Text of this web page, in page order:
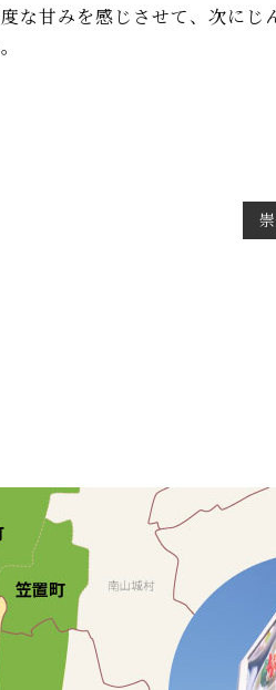
甘みを感じさせて、次にじ